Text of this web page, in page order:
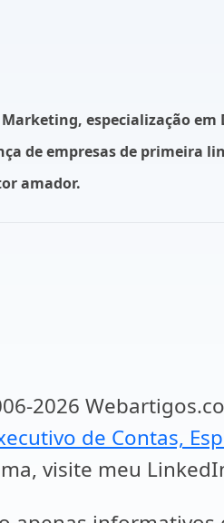
especializaçãoem
de empresas de
amador.
2026
de Contas,
visite meu